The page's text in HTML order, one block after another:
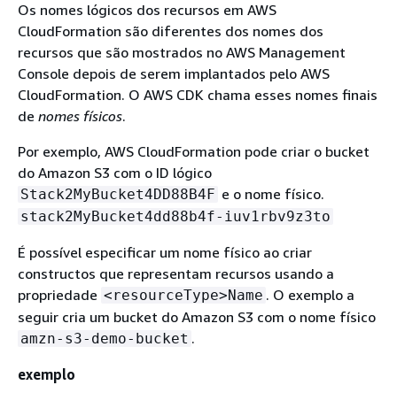
Os nomes lógicos dos recursos em AWS
CloudFormation são diferentes dos nomes dos
recursos que são mostrados no AWS Management
Console depois de serem implantados pelo AWS
CloudFormation. O AWS CDK chama esses nomes finais
de nomes físicos.
Por exemplo, AWS CloudFormation pode criar o bucket
do Amazon S3 com o ID lógico
Stack2MyBucket4DD88B4F e o nome físico.
stack2MyBucket4dd88b4f-iuv1rbv9z3to
É possível especificar um nome físico ao criar
constructos que representam recursos usando a
propriedade <resourceType>Name . O exemplo a
seguir cria um bucket do Amazon S3 com o nome físico
amzn-s3-demo-bucket .
exemplo